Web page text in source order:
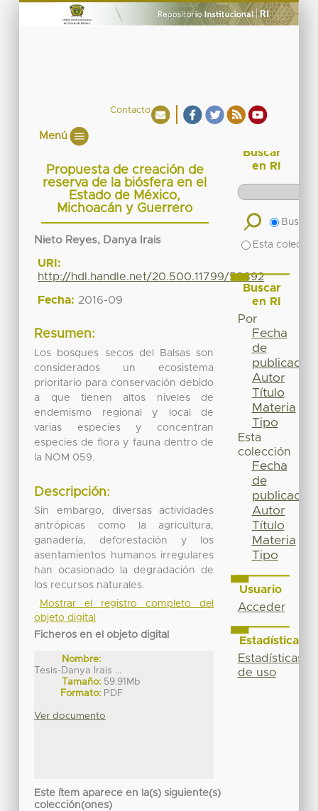
Contacto
Menú
Propuesta de creación de
reserva de la biósfera en el
Estado de México,
Michoacán y Guerrero
Nieto Reyes, Danya Irais
URI:
http://hdl.handle.net/20.500.11799/58892
Fecha: 2016-09
Resumen:
Los bosques secos del Balsas son
considerados un ecosistema
prioritario para conservación debido
a que tienen altos niveles de
endemismo regional y local de
varias especies y concentran
especies de flora y fauna dentro de
la NOM 059.
Descripción:
Sin embargo, diversas actividades
antrópicas como la agricultura,
ganadería, deforestación y los
asentamientos humanos irregulares
han ocasionado la degradación de
los recursos naturales.
Mostrar el registro completo del
objeto digital
Ficheros en el objeto digital
Nombre:
Tesis-Danya Irais ...
Tamaño: 59.91Mb
Formato: PDF
Ver documento
Este ítem aparece en la(s) siguiente(s)
colección(ones)
Buscar
en RI
Buscar
Esta
Buscar
en RI
Por
Fecha
de
publicación
Autor
Título
Materia
Tipo
Esta
colección
Fecha
de
publicación
Autor
Título
Materia
Tipo
Usuario
Acceder
Estadísticas
Estadísticas
de uso